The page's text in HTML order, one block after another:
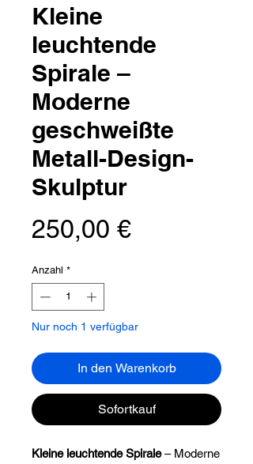
Kleine
leuchtende
Spirale –
Moderne
geschweißte
Metall-Design-
Skulptur
250,00 €Preis
Anzahl *
Nur noch 1 verfügbar
In den Warenkorb
Sofortkauf
Kleine leuchtende Spirale– Moderne